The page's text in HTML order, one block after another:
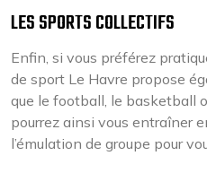
LES SPORTS COLLECTIFS
Enfin, si vous préférez
de sport Le Havre propose
que le football, le basketball
pourrez ainsi vous entraîner
l’émulation de groupe pour